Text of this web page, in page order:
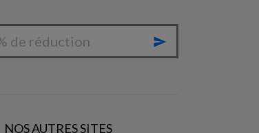

NOS AUTRES SITES